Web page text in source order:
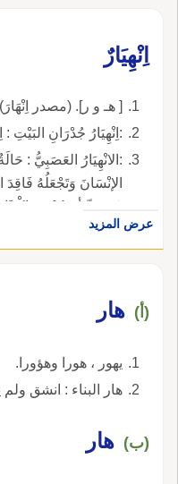
اِنْهِيَارٌ
[ هـ و ر]. (مصدر
:اِنْهِيَارُ جُدْرَانِ البَيْتِ :
:الانْهِيَارُ العَصَبِيُّ :
الإنْسَانَ وَتَجْعَلُهُ فَاقِدَ
عَصَبِيٍّ أوْ حُزْنٍ
عرض المزيد
(أ) هار
يهور ، هورا وهؤورا.
هار البناء : انشق
(ب) هار